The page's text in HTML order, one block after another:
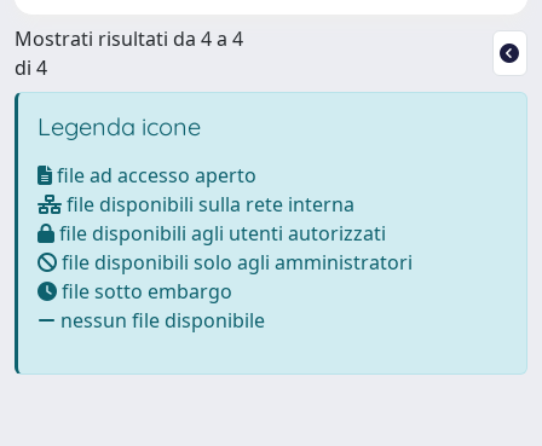
Mostrati risultati da 4 a 4
di 4
Legenda icone
file ad accesso aperto
file disponibili sulla rete interna
file disponibili agli utenti autorizzati
file disponibili solo agli amministratori
file sotto embargo
nessun file disponibile